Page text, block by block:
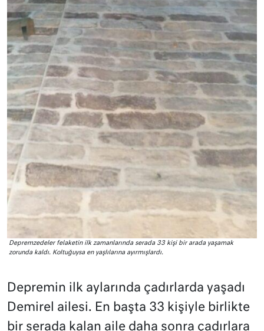
Depremzedeler felaketin ilk zamanlarında serada 33 kişi bir arada yaşamak
zorunda kaldı. Koltuğuysa en yaşlılarına ayırmışlardı.
Depremin ilk aylarında çadırlarda yaşadı
Demirel ailesi. En başta 33 kişiyle birlikte
bir serada kalan aile daha sonra çadırlara